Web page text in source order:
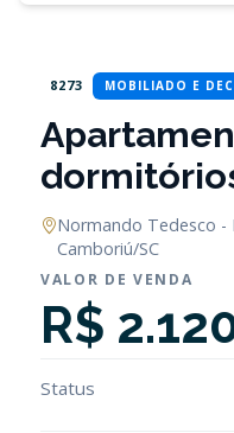
8273 MOBILIADO E
Normando Tedesco -
Camboriú/SC
VALOR DE VENDA
R$
Status